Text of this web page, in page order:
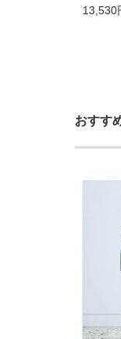
13,530
おすす